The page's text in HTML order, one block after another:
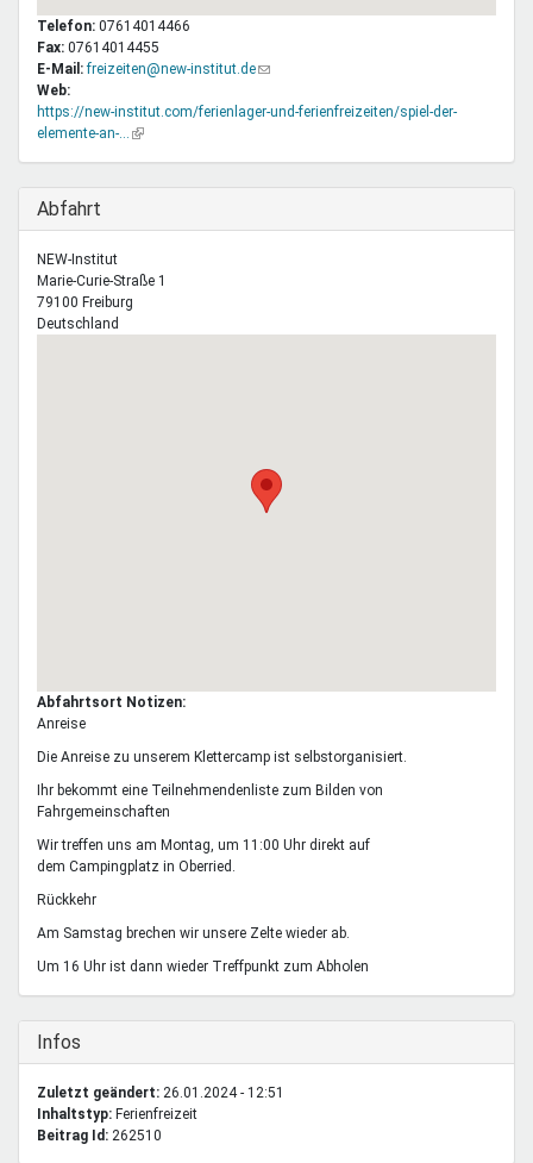
Telefon: 07614014466
Fax: 07614014455
E-Mail:freizeiten@new-institut.de(Link
E-
Web:
https://new-institut.com/ferienlager-und-ferienfreizeiten/spiel-der-
elemente-an-…
(Link
Ausblenden
Abfahrt
NEW-Institut
Marie-Curie-Straße 1
79100 Freiburg
Deutschland
Abfahrtsort Notizen:
Anreise
Die Anreise zu unserem Klettercamp ist selbstorganisiert.
Ihr bekommt eine Teilnehmendenliste zum Bilden von
Fahrgemeinschaften
Wir treffen uns am Montag, um 11:00 Uhr direkt auf
dem Campingplatz in Oberried.
Rückkehr
Am Samstag brechen wir unsere Zelte wieder ab.
Um 16 Uhr ist dann wieder Treffpunkt zum Abholen
Ausblenden
Infos
Zuletzt geändert: 26.01.2024 - 12:51
Inhaltstyp:
ferienfreizeit
Beitrag Id: 262510